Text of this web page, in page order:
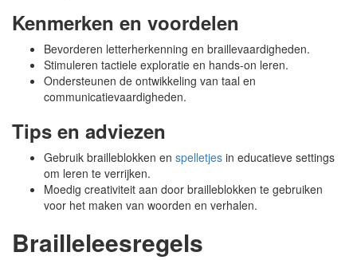
Kenmerken en voordelen
Bevorderen letterherkenning en braillevaardigheden.
Stimuleren tactiele exploratie en hands-on leren.
Ondersteunen de ontwikkeling van taal en
communicatievaardigheden.
Tips en adviezen
Gebruik brailleblokken en spelletjes in educatieve settings
om leren te verrijken.
Moedig creativiteit aan door brailleblokken te gebruiken
voor het maken van woorden en verhalen.
Brailleleesregels